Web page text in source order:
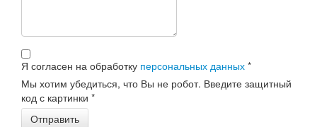
Я согласен на обработку персональных данных *
Мы хотим убедиться, что Вы не робот. Введите защитный
код с картинки *
Отправить